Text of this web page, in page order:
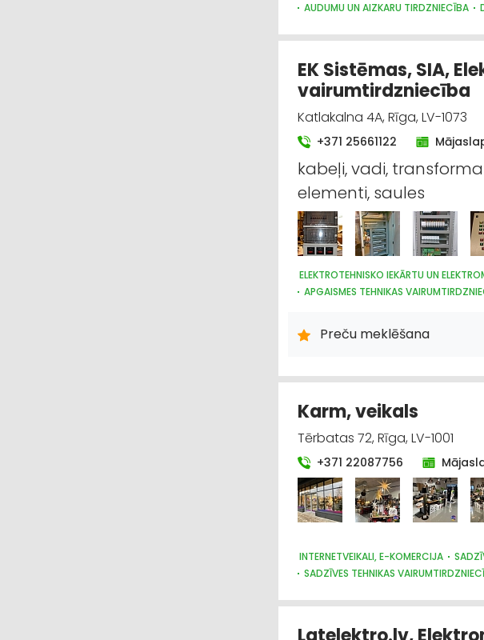
AUDUMU UN AIZKARU TIRDZNIECĪBA
EK Sistēmas, SIA,
vairumtirdzniecība
Katlakalna 4A, Rīga, LV-1073
+371 25661122
kabeļi, vadi,
elementi, saules
ELEKTROTEHNISKO IEKĀRTU UN
APGAISMES TEHNIKAS
Preču meklēšana
Karm, veikals
Tērbatas 72, Rīga, LV-1001
+371 22087756
INTERNETVEIKALI, E-KOMERCIJA
SADZĪVES TEHNIKAS